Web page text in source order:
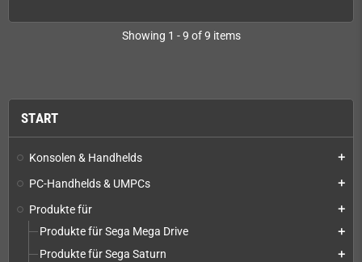
START
Konsolen & Handhelds add
PC-Handhelds & UMPCs add
Produkte für add
Produkte für Sega Mega Drive add
Produkte für Sega Saturn add
Showing 1 - 9 of 9 items